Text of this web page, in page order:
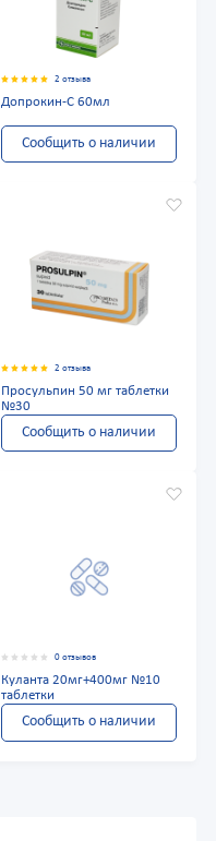
2 отзыва
Допрокин-С 60мл
Сообщить о наличии
2 отзыва
Просульпин 50 мг таблетки
№30
Сообщить о наличии
0 отзывов
Куланта 20мг+400мг №10
таблетки
Сообщить о наличии